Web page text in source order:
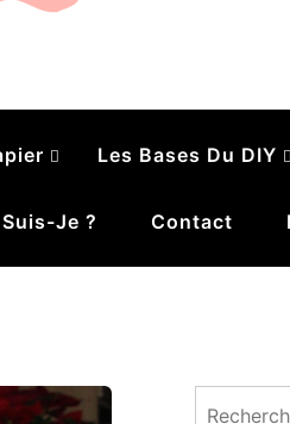
Les Bases Du DIY
Je ? Contact